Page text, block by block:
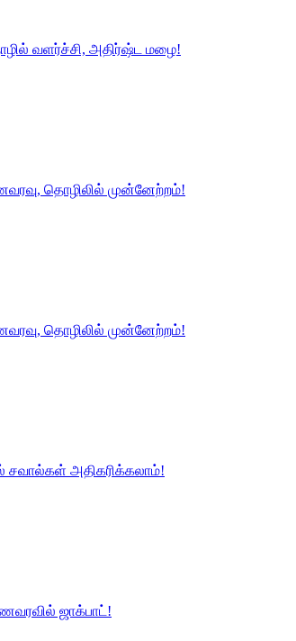
வளர்ச்சி, அதிர்ஷ்ட மழை!
தொழிலில் முன்னேற்றம்!
தொழிலில் முன்னேற்றம்!
சவால்கள் அதிகரிக்கலாம்!
ஜாக்பாட்!